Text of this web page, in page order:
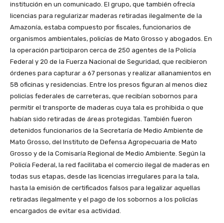
institución en un comunicado. El grupo, que también ofrecía
licencias para regularizar maderas retiradas ilegalmente de la
Amazonía, estaba compuesto por fiscales, funcionarios de
organismos ambientales, policías de Mato Grosso y abogados. En
la operación participaron cerca de 250 agentes de la Policía
Federal y 20 de la Fuerza Nacional de Seguridad, que recibieron
órdenes para capturar a 67 personas y realizar allanamientos en
58 oficinas y residencias. Entre los presos figuran al menos diez
policías federales de carreteras, que recibían sobornos para
permitir el transporte de maderas cuya tala es prohibida o que
habían sido retiradas de áreas protegidas. También fueron
detenidos funcionarios de la Secretaría de Medio Ambiente de
Mato Grosso, del Instituto de Defensa Agropecuaria de Mato
Grosso y de la Comisaría Regional de Medio Ambiente. Según la
Policía Federal, la red facilitaba el comercio ilegal de maderas en
todas sus etapas, desde las licencias irregulares para la tala,
hasta la emisión de certificados falsos para legalizar aquellas
retiradas ilegalmente y el pago de los sobornos a los policías
encargados de evitar esa actividad.